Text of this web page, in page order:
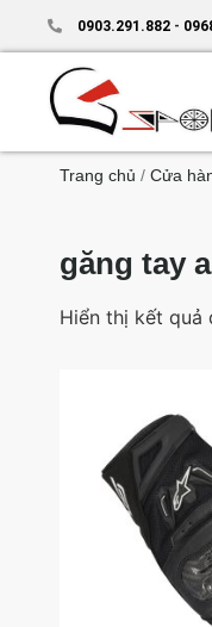
0903.291.882 -
Trang chủ / Cửa
găng tay
Hiển thị kết quả